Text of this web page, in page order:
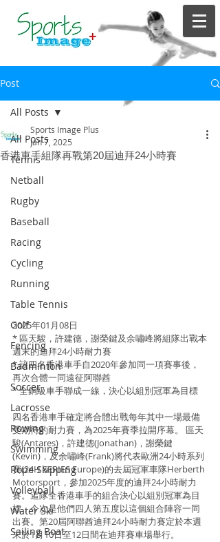
Post
All Posts
Tennis
Netball
Rugby
Baseball
Racing
Cycling
Running
Table Tennis
Golf
Fencing
Badminton
Soccer
Lacrosse
Rowing
Swimming
Rope Skipping
Volleyball
Water Ski
Sailing Boat
All Posts
香港車手組隊再戰第20屆迪拜24小時賽
Sports Image Plus
Jan 7, 2025
2025年01月08日
* 區天駿，許建德，謝榮鍵及余嘯峰將組隊出戰本
週末的迪拜24小時耐力賽
* 該四名香港車手自2020年參加同一項賽事後，
再次合體一同遠征阿聯酋
* 全銅級車手聯成一線，決心以組別冠軍為目標
四名香港車手確定將合體出戰每年其中一場最備
受期待的耐力賽，為2025年賽季拉開序幕。 區天
駿(Antares)，許建德(Jonathan)，謝榮鍵
(Kevin)，及余嘯峰(Frank)將代表歐洲24小時系列
賽(24H SERIES Europe)的去屆冠軍車隊Herberth
Motorsport，參加2025年度的迪拜24小時耐力
賽。這隊全香港車手的組合決心以組別冠軍為目
標，今次是他們四人第五度以這個組合陣容一同
出賽。第20屆阿聯酋迪拜24小時耐力賽定於本週
末於1月10日至12日間在迪拜賽車場舉行。